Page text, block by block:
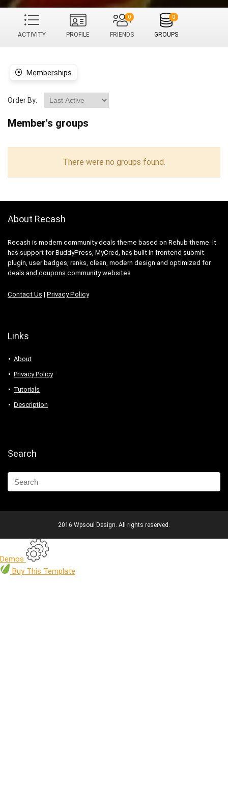
ACTIVITY PROFILE FRIENDS
0
GROUPS
0
Memberships
Order By:
Member's groups
There were no groups found.
About Recash
Recash is modern community deals theme based on Rehub theme. It
has support for BuddyPress, MyCred, has built in frontend submit
plugin, user badges, ranks, clean, modern design and optimized for
deals and coupons community websites
Contact Us | Privacy Policy
Links
About
Privacy Policy
Tutorials
Description
Search
2016 Wpsoul Design. All rights reserved.
Demos
Buy This Template